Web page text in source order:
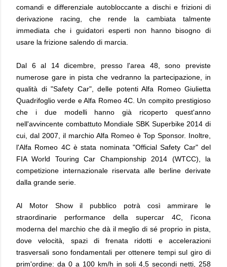
comandi e differenziale autobloccante a dischi e frizioni di
derivazione racing, che rende la cambiata talmente
immediata che i guidatori esperti non hanno bisogno di
usare la frizione salendo di marcia.
Dal 6 al 14 dicembre, presso l'area 48, sono previste
numerose gare in pista che vedranno la partecipazione, in
qualità di "Safety Car", delle potenti Alfa Romeo Giulietta
Quadrifoglio verde e Alfa Romeo 4C. Un compito prestigioso
che i due modelli hanno già ricoperto quest'anno
nell'avvincente combattuto Mondiale SBK Superbike 2014 di
cui, dal 2007, il marchio Alfa Romeo è Top Sponsor. Inoltre,
l'Alfa Romeo 4C è stata nominata "Official Safety Car" del
FIA World Touring Car Championship 2014 (WTCC), la
competizione internazionale riservata alle berline derivate
dalla grande serie.
Al Motor Show il pubblico potrà così ammirare le
straordinarie performance della supercar 4C, l'icona
moderna del marchio che dà il meglio di sé proprio in pista,
dove velocità, spazi di frenata ridotti e accelerazioni
trasversali sono fondamentali per ottenere tempi sul giro di
prim'ordine: da 0 a 100 km/h in soli 4,5 secondi netti, 258